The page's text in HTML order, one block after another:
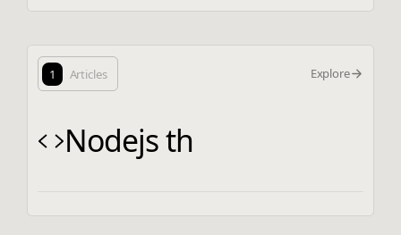
1 Articles Explore
Nodejs th